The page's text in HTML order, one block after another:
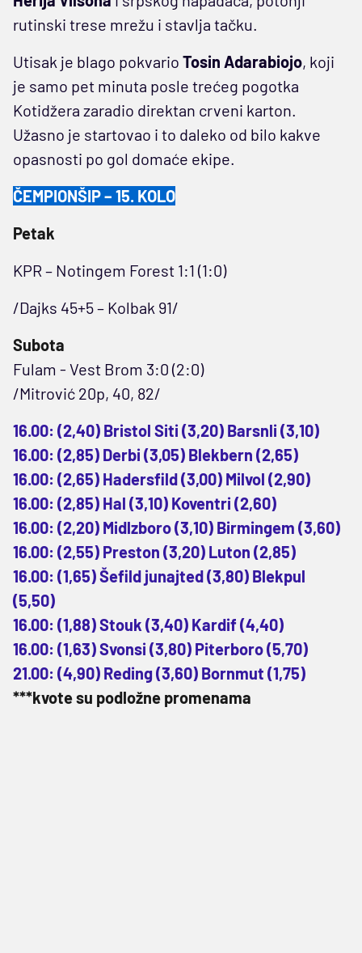
rutinski trese mrežu i stavlja tačku.
Utisak je blago pokvario Tosin Adarabiojo, koji
je samo pet minuta posle trećeg pogotka
Kotidžera zaradio direktan crveni karton.
Užasno je startovao i to daleko od bilo kakve
opasnosti po gol domaće ekipe.
ČEMPIONŠIP – 15. KOLO
Petak
KPR – Notingem Forest 1:1 (1:0)
/Dajks 45+5 – Kolbak 91/
Subota
Fulam - Vest Brom 3:0 (2:0)
/Mitrović 20p, 40, 82/
16.00: (2,40) Bristol Siti (3,20) Barsnli (3,10)
16.00: (2,85) Derbi (3,05) Blekbern (2,65)
16.00: (2,65) Hadersfild (3,00) Milvol (2,90)
16.00: (2,85) Hal (3,10) Koventri (2,60)
16.00: (2,20) Midlzboro (3,10) Birmingem (3,60)
16.00: (2,55) Preston (3,20) Luton (2,85)
16.00: (1,65) Šefild junajted (3,80) Blekpul
(5,50)
16.00: (1,88) Stouk (3,40) Kardif (4,40)
16.00: (1,63) Svonsi (3,80) Piterboro (5,70)
21.00: (4,90) Reding (3,60) Bornmut (1,75)
***kvote su podložne promenama